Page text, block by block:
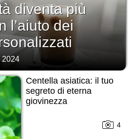
diventa più
l’aiuto dei
2024
Centella asiatica: il tuo
segreto di eterna
giovinezza
4